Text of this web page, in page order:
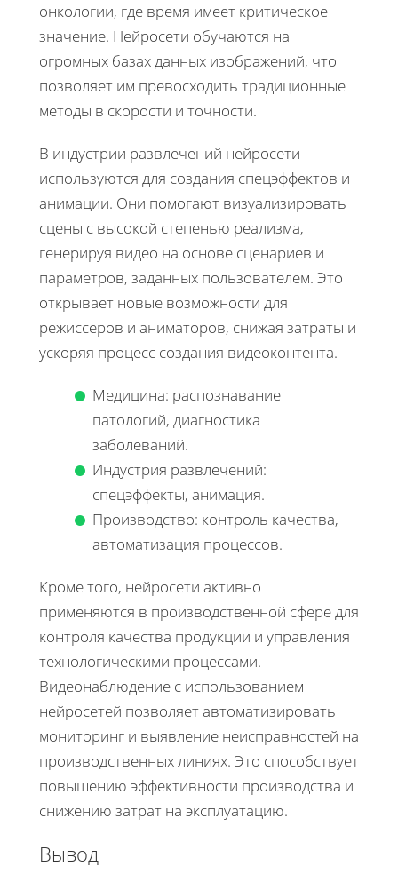
онкологии, где время имеет критическое
значение. Нейросети обучаются на
огромных базах данных изображений, что
позволяет им превосходить традиционные
методы в скорости и точности.
В индустрии развлечений нейросети
используются для создания спецэффектов и
анимации. Они помогают визуализировать
сцены с высокой степенью реализма,
генерируя видео на основе сценариев и
параметров, заданных пользователем. Это
открывает новые возможности для
режиссеров и аниматоров, снижая затраты и
ускоряя процесс создания видеоконтента.
Медицина: распознавание
патологий, диагностика
заболеваний.
Индустрия развлечений:
спецэффекты, анимация.
Производство: контроль качества,
автоматизация процессов.
Кроме того, нейросети активно
применяются в производственной сфере для
контроля качества продукции и управления
технологическими процессами.
Видеонаблюдение с использованием
нейросетей позволяет автоматизировать
мониторинг и выявление неисправностей на
производственных линиях. Это способствует
повышению эффективности производства и
снижению затрат на эксплуатацию.
Вывод